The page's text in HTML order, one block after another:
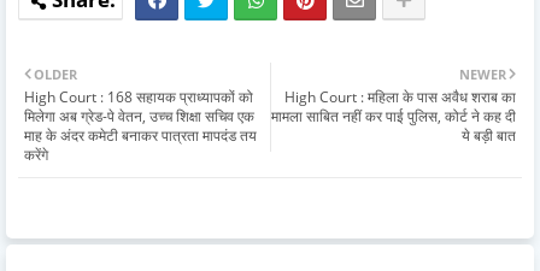
NEWER
High Court : महिला के पास अवैध शराब का
मामला साबित नहीं कर पाई पुलिस, कोर्ट ने कह दी
ये बड़ी बात
OLDER
High Court : 168 सहायक प्राध्यापकों को
मिलेगा अब ग्रेड-पे वेतन, उच्च शिक्षा सचिव एक
माह के अंदर कमेटी बनाकर पात्रता मापदंड तय
करेंगे